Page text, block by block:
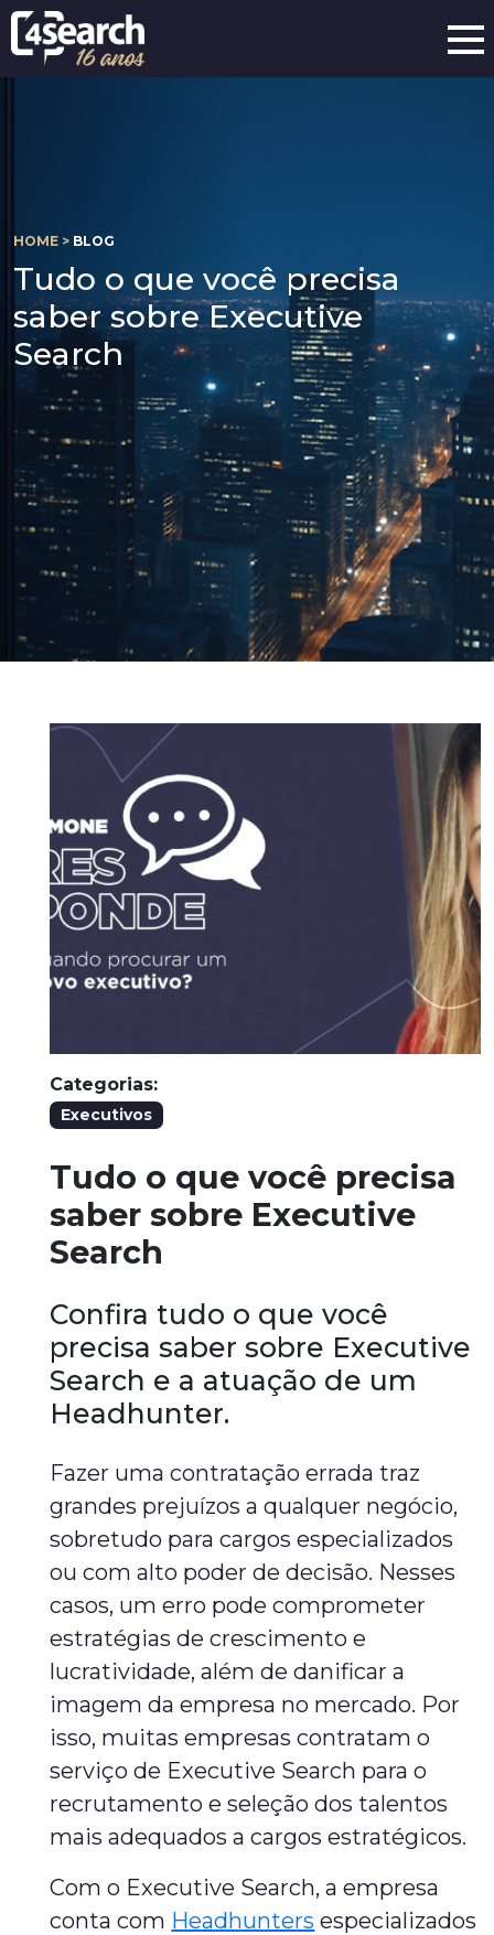
HOME > BLOG
Tudo o que você precisa
saber sobre Executive
Search
Categorias:
Executivos
Tudo o que você precisa
saber sobre Executive
Search
Confira tudo o que você
precisa saber sobre Executive
Search e a atuação de um
Headhunter.
Fazer uma contratação errada traz
grandes prejuízos a qualquer negócio,
sobretudo para cargos especializados
ou com alto poder de decisão. Nesses
casos, um erro pode comprometer
estratégias de crescimento e
lucratividade, além de danificar a
imagem da empresa no mercado. Por
isso, muitas empresas contratam o
serviço de Executive Search para o
recrutamento e seleção dos talentos
mais adequados a cargos estratégicos.
Com o Executive Search, a empresa
conta com Headhunters especializados